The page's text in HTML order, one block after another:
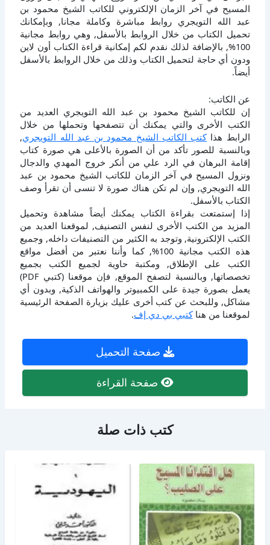
المسيح في آخر الزمان الإلكتروني للكاتب الشيخ محمود بن
عبد الله التويجري روابط مباشرة وكاملة مجانا, وبإمكانك
تحميل الكتاب من خلال الروابط بالأسفل, وهي روابط مجانية
100%, بالإضافة لذلك نقدم لكم إمكانية قراءة الكتاب أون لاين
ودون أي حاجة لتحميل الكتاب وذلك من خلال الروابط بالأسفل
أيضاً.
عن الكاتب:
إن للكاتب الشيخ محمود بن عبد الله التويجري العديد من
الكتب الأخرى والتي يمكنك أن تتصفحها وتحملها من خلال
الرابط هذاكتب الكاتب الشيخ محمود بن عبد الله التويجري,
وبالنسبة للصور تأكد من أن الصورة بالأعلى هي صورة كتاب
إقامة البرهان في الرد علي من أنكر خروج المهدي والدجال
ونزول المسيح في آخر الزمان للكاتب الشيخ محمود بن عبد
الله التويجري, وإن لم تكن هناك صورة لا تنسى أن تقرأ وصف
الكتاب بالأسفل.
إذا إستمتعت بقراءة الكتاب يمكنك أيضاً مشاهدة وتحميل
المزيد من الكتب الأخرى لنفس التصنيف, لموقعنا العديد من
الكتب الإلكترونية, وتوجد به الكثير من التصنيفات داخله, وجميع
هذه الكتب مجانية 100%, كما وأننا نعتبر من أفضل مواقع
الكتب على الإطلاق, ومكتبة حاوية لجميع الكتب بجميع
تخصصاتها, وبالنسبة لتصفح الموقع, فإن موقعنا (كتبي PDF)
يعمل بصورة جيدة على الكمبيوتر والهواتف الذكية, وبدون أي
مشاكل, وللبحث عن كتب أخرى عليك بزيارة الصفحة الرئيسية
لموقعنا من هناكتبي بي دي إف.
صفحة التحميل
صفحة القراءة
كتب ذات صلة